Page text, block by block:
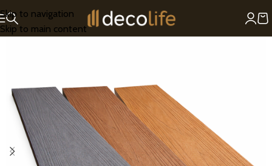
Skip to navigation
Skip to main content